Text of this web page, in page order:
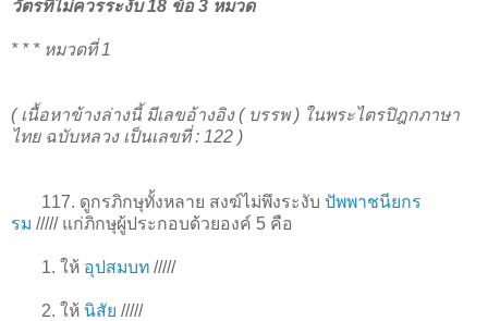
วัตรที่ไม่ควรระงับ 18 ข้อ 3 หมวด
* * * หมวดที่ 1
( เนื้อหาข้างล่างนี้ มีเลขอ้างอิง ( บรรพ ) ในพระไตรปิฎกภาษา
ไทย ฉบับหลวง เป็นเลขที่ : 122 )
117. ดูกรภิกษุทั้งหลาย สงฆ์ไม่พึงระงับ ปัพพาชนียกร
รม /////แก่ภิกษุผู้ประกอบด้วยองค์ 5 คือ
1. ให้ อุปสมบท /////
2. ให้ นิสัย /////